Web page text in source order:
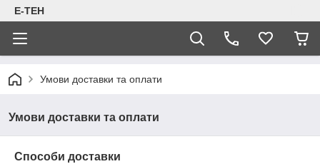
Е-ТЕН
Умови доставки та оплати
Умови доставки та оплати
Способи доставки